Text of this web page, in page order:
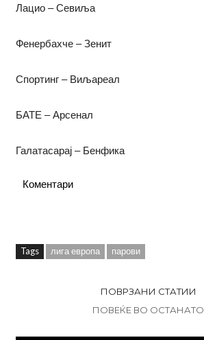
Лацио – Севиља
Фенербахче – Зенит
Спортинг – Виљареал
БАТЕ – Арсенал
Галатасарај – Бенфика
Коментари
Tags лига европа парови
ПОВРЗАНИ СТАТИИ
ПОВЕЌЕ ВО ОСТАНАТО